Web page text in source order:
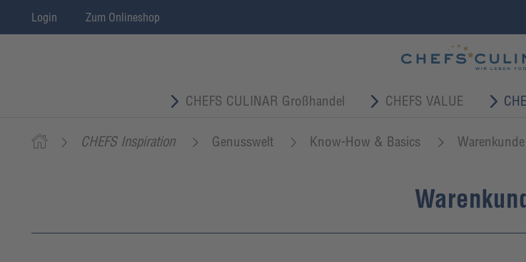
Login Zum Onlineshop
CHEFS CULINAR Großhandel CHEFS VALUE
CHEFS Inspiration Genusswelt Know-How & Basics Warenkunde